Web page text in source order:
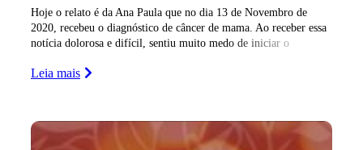
Hoje o relato é da Ana Paula que no dia 13 de Novembro de
2020, recebeu o diagnóstico de câncer de mama. Ao receber essa
notícia dolorosa e difícil, sentiu muito medo de iniciar o
Leia mais